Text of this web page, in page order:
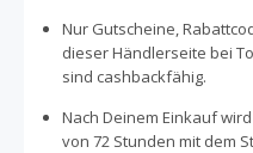
Nur Gutscheine,
dieser Händlerseite bei
sind cashbackfähig.
Nach Deinem Einkauf
von 72 Stunden mit dem